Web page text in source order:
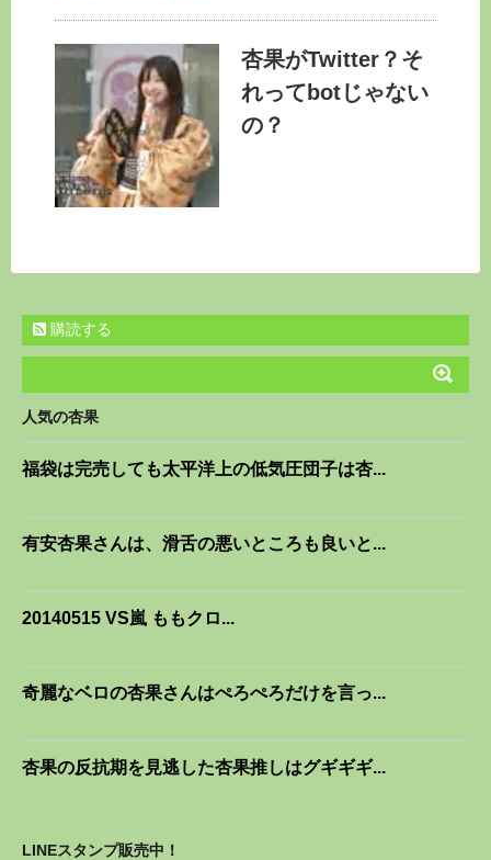
杏果がTwitter？そ
れってbotじゃない
の？
購読する
人気の杏果
福袋は完売しても太平洋上の低気圧団子は杏...
有安杏果さんは、滑舌の悪いところも良いと...
20140515 VS嵐 ももクロ...
奇麗なベロの杏果さんはぺろぺろだけを言っ...
杏果の反抗期を見逃した杏果推しはグギギギ...
LINEスタンプ販売中！